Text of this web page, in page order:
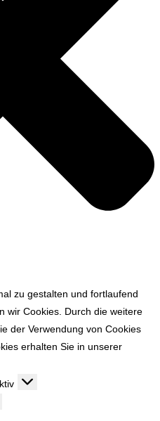
zu gestalten und fortlaufend
wir Cookies. Durch die weitere
der Verwendung von Cookies
erhalten Sie in unserer